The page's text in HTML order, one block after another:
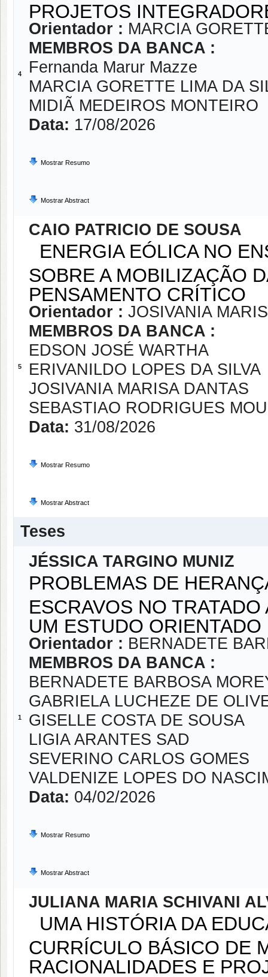
4
PROJETOS
Orientador : MARCIA
MEMBROS DA BANCA :
Fernanda Marur Mazze
MARCIA GORETTE LIMA DA
MIDIÃ MEDEIROS MONTEIRO
Data: 17/08/2026
Mostrar Resumo
Mostrar Abstract
5
CAIO PATRICIO DE SOUSA
ENERGIA EÓLICA NO
SOBRE A MOBILIZAÇÃO
PENSAMENTO CRÍTICO
Orientador : JOSIVANIA
MEMBROS DA BANCA :
EDSON JOSÉ WARTHA
ERIVANILDO LOPES DA SILVA
JOSIVANIA MARISA DANTAS
SEBASTIAO RODRIGUES
Data: 31/08/2026
Mostrar Resumo
Mostrar Abstract
Teses
1
JÉSSICA TARGINO MUNIZ
PROBLEMAS DE
ESCRAVOS NO
UM ESTUDO
Orientador : BERNADETE
MEMBROS DA BANCA :
BERNADETE BARBOSA
GABRIELA LUCHEZE DE
GISELLE COSTA DE SOUSA
LIGIA ARANTES SAD
SEVERINO CARLOS GOMES
VALDENIZE LOPES DO
Data: 04/02/2026
Mostrar Resumo
Mostrar Abstract
JULIANA MARIA SCHIVANI
UMA HISTÓRIA DA
CURRÍCULO BÁSICO DE
RACIONALIDADES E